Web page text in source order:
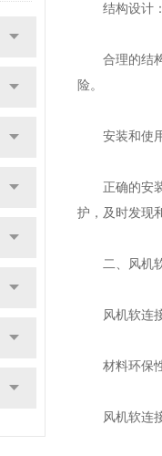
结构设计
合理的结构
险。
安装和使
正确的安装
护，及时发现
二、风机软
风机软连接
材料环保
风机软连接